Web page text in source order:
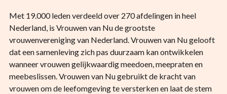
Met 19.000 leden verdeeld over 270 afdelingen in heel
Nederland, is Vrouwen van Nu de grootste
vrouwenvereniging van Nederland. Vrouwen van Nu gelooft
dat een samenleving zich pas duurzaam kan ontwikkelen
wanneer vrouwen gelijkwaardig meedoen, meepraten en
meebeslissen. Vrouwen van Nu gebruikt de kracht van
vrouwen om de leefomgeving te versterken en laat de stem